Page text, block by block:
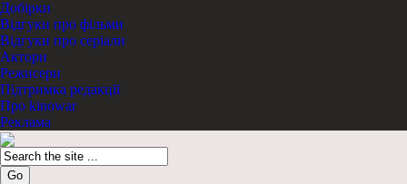
Добірки
Відгуки про фільми
Відгуки про серіали
Актори
Режисери
Підтримка редакції
Про kinowar
Реклама
Go